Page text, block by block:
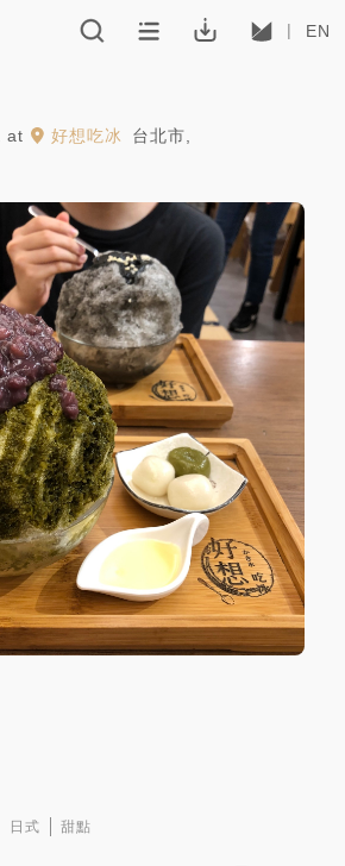
EN
at 好想吃冰 台北市
日式 甜點